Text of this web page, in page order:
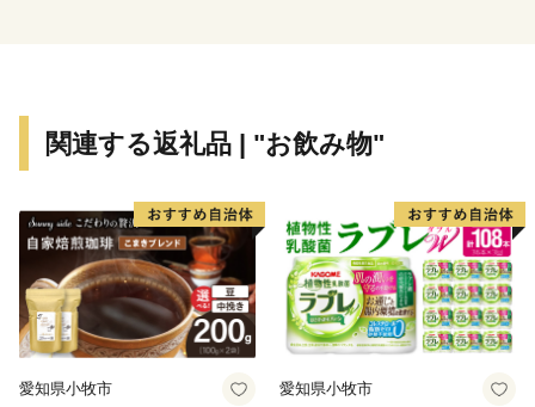
託先(寄附受付・返礼品手配・受領証明書の発行及び送
業など)へ寄附者様の個人情報を委託させていただく場
合がございますが、その場合には、守秘義務契約等を締
結し、個人情報保護に万全を期します。
---------------------------------------------------------------------------
関連する返礼品 | "お飲み物"
愛知県小牧市 愛知県小牧市